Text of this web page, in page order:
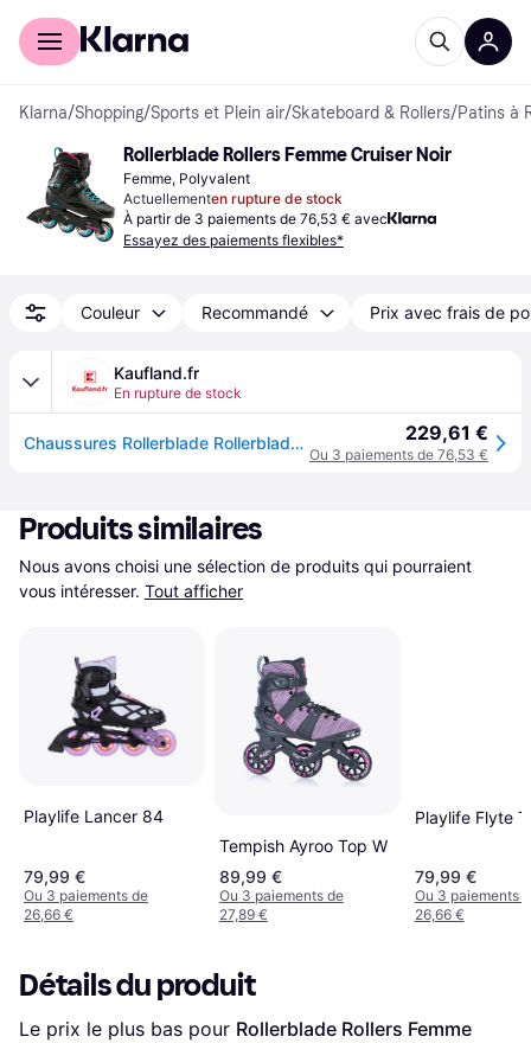
Acheter avec Klarna
Klarna/Shopping/Sports et Plein air/Skateboard & Rollers/Patins à
Rollerblade Rollers Femme Cruiser Noir
Femme, Polyvalent
Actuellementen rupture de stock
À partir de 3 paiements de 76,53 € avec
Essayez des paiements flexibles*
Couleur Recommandé Prix avec frais de
Kaufland.fr
En rupture de stock
Chaussures Rollerblade Rollerblade RB Cruiser W pour Unisex 229,61 €
Ou 3 paiements de 76,53 €
Produits similaires
Nous avons choisi une sélection de produits qui pourraient
vous intéresser. Tout afficher
Playlife Lancer 84
79,99 €
Ou 3 paiements de
26,66 €
Tempish Ayroo Top W
89,99 €
Ou 3 paiements de
27,89 €
Playlife Flyte
79,99 €
Ou 3 paiements
26,66 €
Détails du produit
Le prix le plus bas pour Rollerblade Rollers Femme